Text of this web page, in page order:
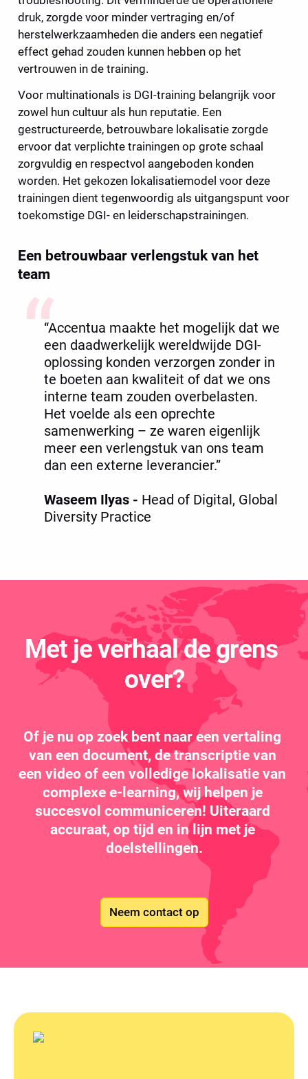
druk, zorgde voor minder vertraging en/of
herstelwerkzaamheden die anders een negatief
effect gehad zouden kunnen hebben op het
vertrouwen in de training.
Voor multinationals is DGI-training belangrijk voor
zowel hun cultuur als hun reputatie. Een
gestructureerde, betrouwbare lokalisatie zorgde
ervoor dat verplichte trainingen op grote schaal
zorgvuldig en respectvol aangeboden konden
worden. Het gekozen lokalisatiemodel voor deze
trainingen dient tegenwoordig als uitgangspunt voor
toekomstige DGI- en leiderschapstrainingen.
Een betrouwbaar verlengstuk van het
team
“Accentua maakte het mogelijk dat we
een daadwerkelijk wereldwijde DGI-
oplossing konden verzorgen zonder in
te boeten aan kwaliteit of dat we ons
interne team zouden overbelasten.
Het voelde als een oprechte
samenwerking – ze waren eigenlijk
meer een verlengstuk van ons team
dan een externe leverancier.”
Waseem Ilyas - Head of Digital, Global
Diversity Practice
Met je verhaal de grens
over?
Of je nu op zoek bent naar een vertaling
van een document, de transcriptie van
een video of een volledige lokalisatie van
complexe e-learning, wij helpen je
succesvol communiceren! Uiteraard
accuraat, op tijd en in lijn met je
doelstellingen.
Neem contact op